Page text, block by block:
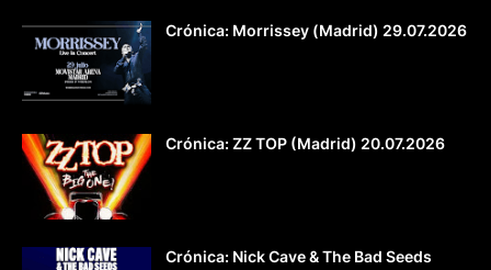
Crónica: Morrissey (Madrid) 29.07.2026
Crónica: ZZ TOP (Madrid) 20.07.2026
Crónica: Nick Cave & The Bad Seeds